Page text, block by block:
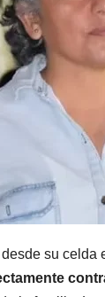
su celda